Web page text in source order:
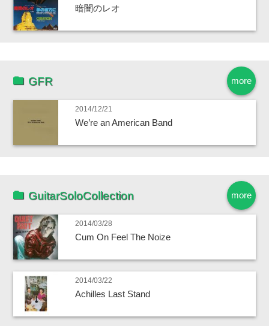
暗闇のレオ
more
GFR
2014/12/21
We’re an American Band
more
GuitarSoloCollection
2014/03/28
Cum On Feel The Noize
2014/03/22
Achilles Last Stand